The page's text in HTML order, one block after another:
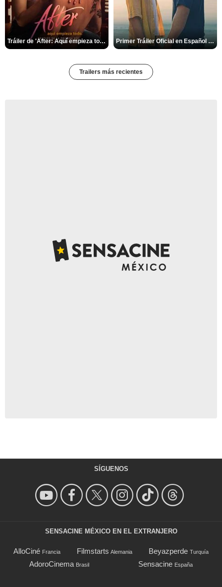
Tráiler de 'After: Aquí empieza todo' Primer Tráiler Oficial en Español de 'Heartstopper Forever'
Trailers más recientes
SÍGUENOS
SENSACINE MÉXICO EN EL EXTRANJERO
AlloCiné Francia Filmstarts Alemania Beyazperde Turquía
AdoroCinema Brasil Sensacine España